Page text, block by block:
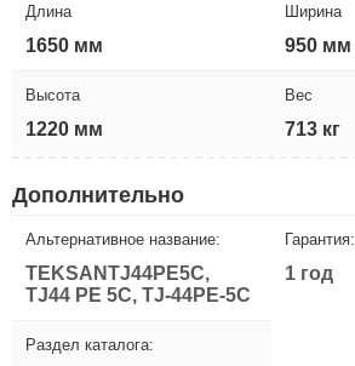
Длина
1650 мм
Ширина
950 мм
Высота
1220 мм
Вес
713 кг
Дополнительно
Альтернативное название:
TEKSANTJ44PE5C,
TJ44 PE 5C, TJ-44PE-5C
Гарантия:
1 год
Раздел каталога: